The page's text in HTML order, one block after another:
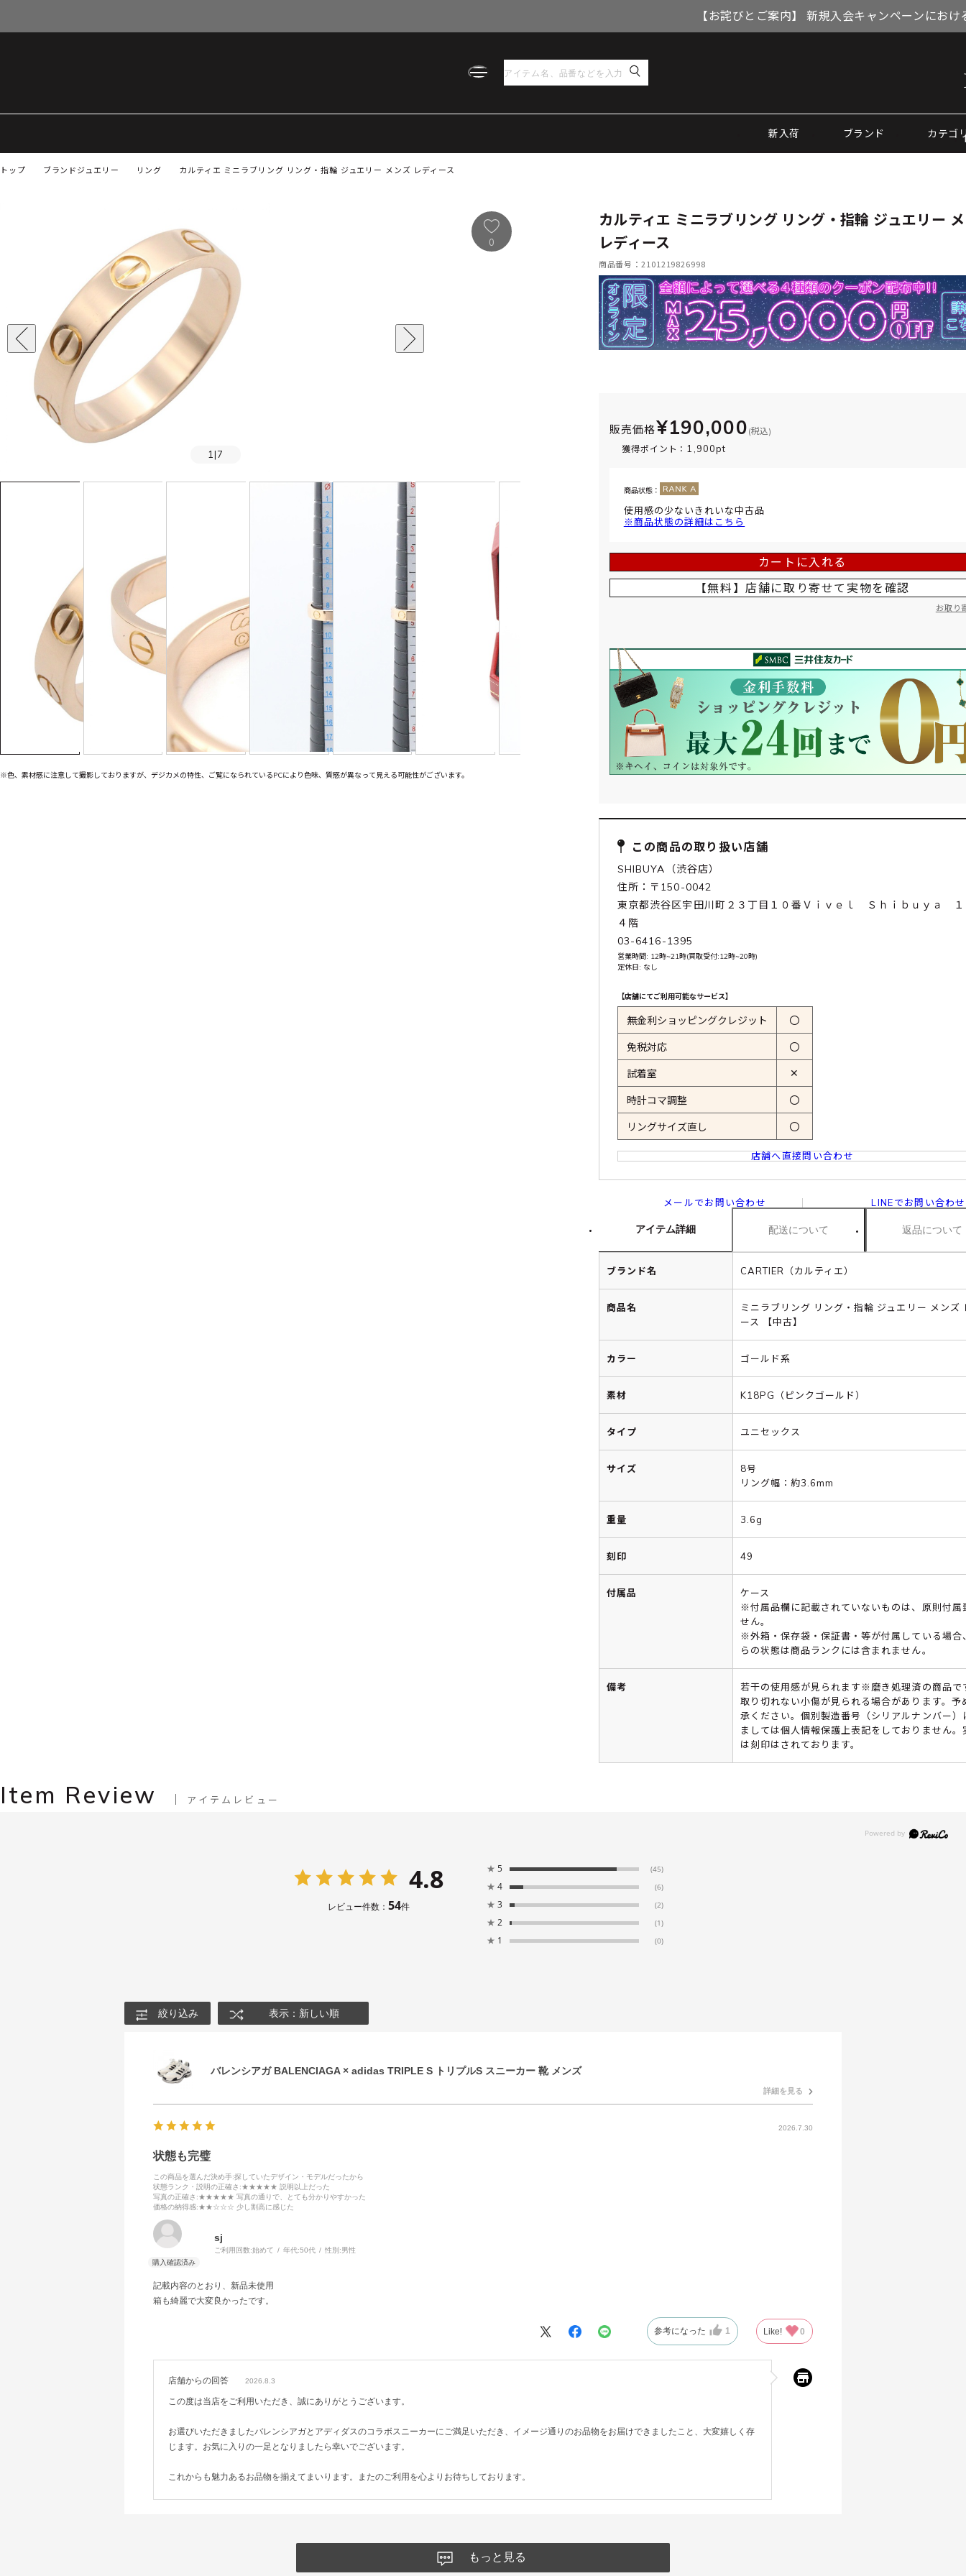
【お詫びとご案内】 新規入会キャンペーンにお
新入荷 ブランド カテゴ
トップ カルティエ ミニラブリング リング・指輪 ジュエリー メンズ レディース
ブランドジュエリー リング
1 |7
0
※色、素材感に注意して撮影しておりますが、デジカメの特性、ご覧になられているPCにより色味、質感が異なって見える可能性がございます。
カルティエ ミニラブリング リング・指輪 ジュエリー
レディース
商品番号：2101219826998
販売価格¥190,000 (税込)
獲得ポイント： 1,900pt
商品状態：
使用感の少ないきれいな中古品
※商品状態の詳細はこちら
カートに入れる
【無料】店舗に取り寄せて 実物を確認
お取り
この商品の取り扱い店舗
SHIBUYA（渋谷店）
住所：〒150-0042
東京都渋谷区宇田川町２３丁目１０番Ｖｉｖｅｌ Ｓｈｉｂｕｙａ
４階
03-6416-1395
営業時間: 12時~21時(買取受付:12時~20時)
定休日: なし
【店舗にてご利用可能なサービス】
無金利ショッピングクレジット 〇
免税対応 〇
試着室 ✕
時計コマ調整 〇
リングサイズ直し 〇
店舗へ直接問い合わせ
メールでお問い合わせ LINEでお問い合わせ
アイテム詳細 配送について 返品について
ブランド名 CARTIER（カルティエ）
商品名
ミニラブリング リング・指輪 ジュエリー メンズ
ース 【中古】
カラー ゴールド系
素材 K18PG（ピンクゴールド）
タイプ ユニセックス
サイズ
8号
リング幅：約3.6mm
重量 3.6g
刻印 49
付属品
ケース
※付属品欄に記載されていないものは、原則付属
せん。
※外箱・保存袋・保証書・等が付属している場合
らの状態は商品ランクには含まれません。
備考
若干の使用感が見られます※磨き処理済の商品で
取り切れない小傷が見られる場合があります。予
承ください。個別製造番号（シリアルナンバー）
ましては個人情報保護上表記をしておりません。
は刻印はされております。
Item Review アイテムレビュー
4.8
レビュー件数： 54件
★ 5 (45)
★ 4 (6)
★ 3 (2)
★ 2 (1)
★ 1 (0)
絞り込み 表示：新しい順
バレンシアガ BALENCIAGA × adidas TRIPLE S トリプルS スニーカー 靴 メンズ
詳細を見る
2026.7.30
状態も完璧
この商品を選んだ決め手:探していたデザイン・モデルだったから
状態ランク・説明の正確さ :★★★★★ 説明以上だった
写真の正確さ :★★★★★ 写真の通りで、とても分かりやすかった
価格の納得感:★★☆☆☆ 少し割高に感じた
sj
ご利用回数:始めて 年代:50代 性別:男性
記載内容のとおり、新品未使用
箱も綺麗で大変良かったです。
参考になった 1 Like! 0
店舗からの回答 2026.8.3
この度は当店をご利用いただき、誠にありがとうございます。
お選びいただきましたバレンシアガとアディダスのコラボスニーカーにご満足いただき、イメージ通りのお品物をお届けできましたこと、大変嬉しく存
じます。お気に入りの一足となりましたら幸いでございます。
これからも魅力あるお品物を揃えてまいります。またのご利用を心よりお待ちしております。
もっと見る